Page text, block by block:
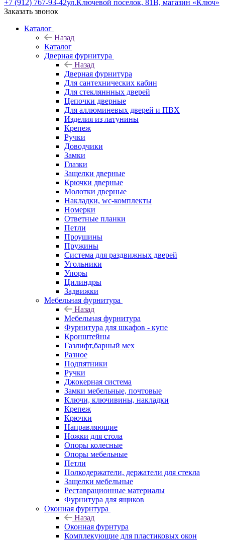
+7 (912) 767-93-42ул.Ключевой поселок, 81В, магазин «Ключ»
Заказать звонок
Каталог
Назад
Каталог
Дверная фурнитура
Назад
Дверная фурнитура
Для сантехнических кабин
Для стекляннных дверей
Цепочки дверные
Для аллюминевых дверей и ПВХ
Изделия из латунины
Крепеж
Ручки
Доводчики
Замки
Глазки
Защелки дверные
Крючки дверные
Молотки дверные
Накладки, wc-комплекты
Номерки
Ответные планки
Петли
Проушины
Пружины
Система для раздвижных дверей
Угольники
Упоры
Цилиндры
Задвижки
Мебельная фурнитура
Назад
Мебельная фурнитура
Фурнитура для шкафов - купе
Кронштейны
Газлифт,барный мех
Разное
Подпятники
Ручки
Джокерная система
Замки мебельные, почтовые
Ключи, ключивины, накладки
Крепеж
Крючки
Направляющие
Ножки для стола
Опоры колесные
Опоры мебельные
Петли
Полкодержатели, держатели для стекла
Защелки мебельные
Реставрационные материалы
Фурнитура для ящиков
Оконная фурнтура
Назад
Оконная фурнтура
Комплекующие для пластиковых окон